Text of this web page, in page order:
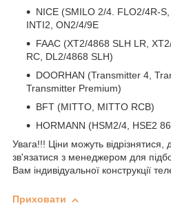
NICE (SMILO 2/4. FLO2/4R-
INTI2, ON2/4/9E
FAAC (XT2/4868 SLH LR,
RC, DL2/4868 SLH)
DOORHAN (Transmitter 4,
Transmitter Premium)
BFT (MITTO, MITTO RCB)
HORMANN (HSM2/4, HSE2
Увага!!! Ціни можуть
зв'язатися з менеджером для
Вам індивідуальної конструкції
Приховати